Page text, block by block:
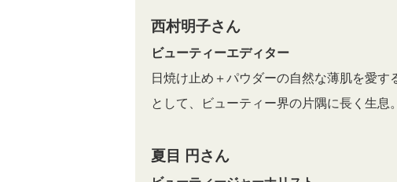
西村明子さん
ビューティーエディター
日焼け止め＋パウダーの自然な薄肌を愛
として、ビューティー界の片隅に長く生息。
夏目 円さん